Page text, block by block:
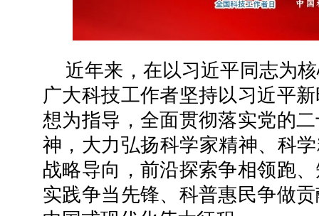
近年来，在以习近平同志为
广大科技工作者坚持以习近平
想为指导，全面贯彻落实党的
神，大力弘扬科学家精神、科
战略导向，前沿探索争相领跑
实践争当先锋、科普惠民争做